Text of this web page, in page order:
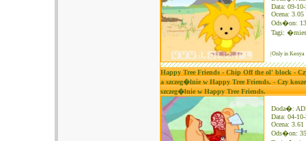
Data: 09-
Ocena: 3.05
Ods�on:
Tagi:
|Only in
Happy Tree Friends - Chip Off the ol' block -
a szczeg�lnie w Happy Tree Friends. - Czy
szczeg�lnie w Happy Tree Friends.
Doda�:
Data: 04-
Ocena: 3.61
Ods�on: